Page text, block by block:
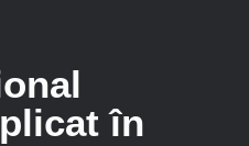
în